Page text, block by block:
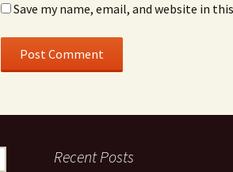
Save my name, email, and website in
Recent Posts